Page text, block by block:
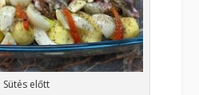
Sütés előtt